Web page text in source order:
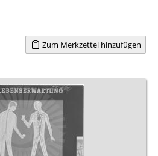
Zum Merkzettel hinzufügen